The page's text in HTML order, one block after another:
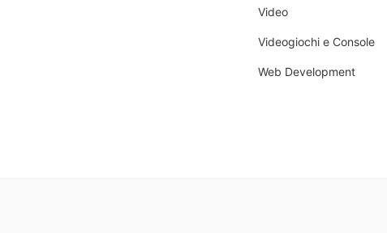
Video
Videogiochi e Console
Web Development